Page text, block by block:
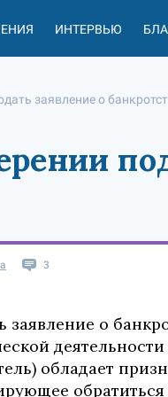
ИНТЕРВЬЮ
заявление о
3
о
обладает